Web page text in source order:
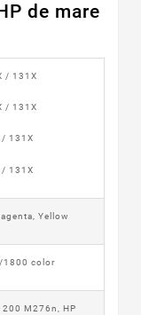
de mare
/ 131X
/ 131X
/ 131X
/ 131X
Yellow
1800 color
200 M276n HP